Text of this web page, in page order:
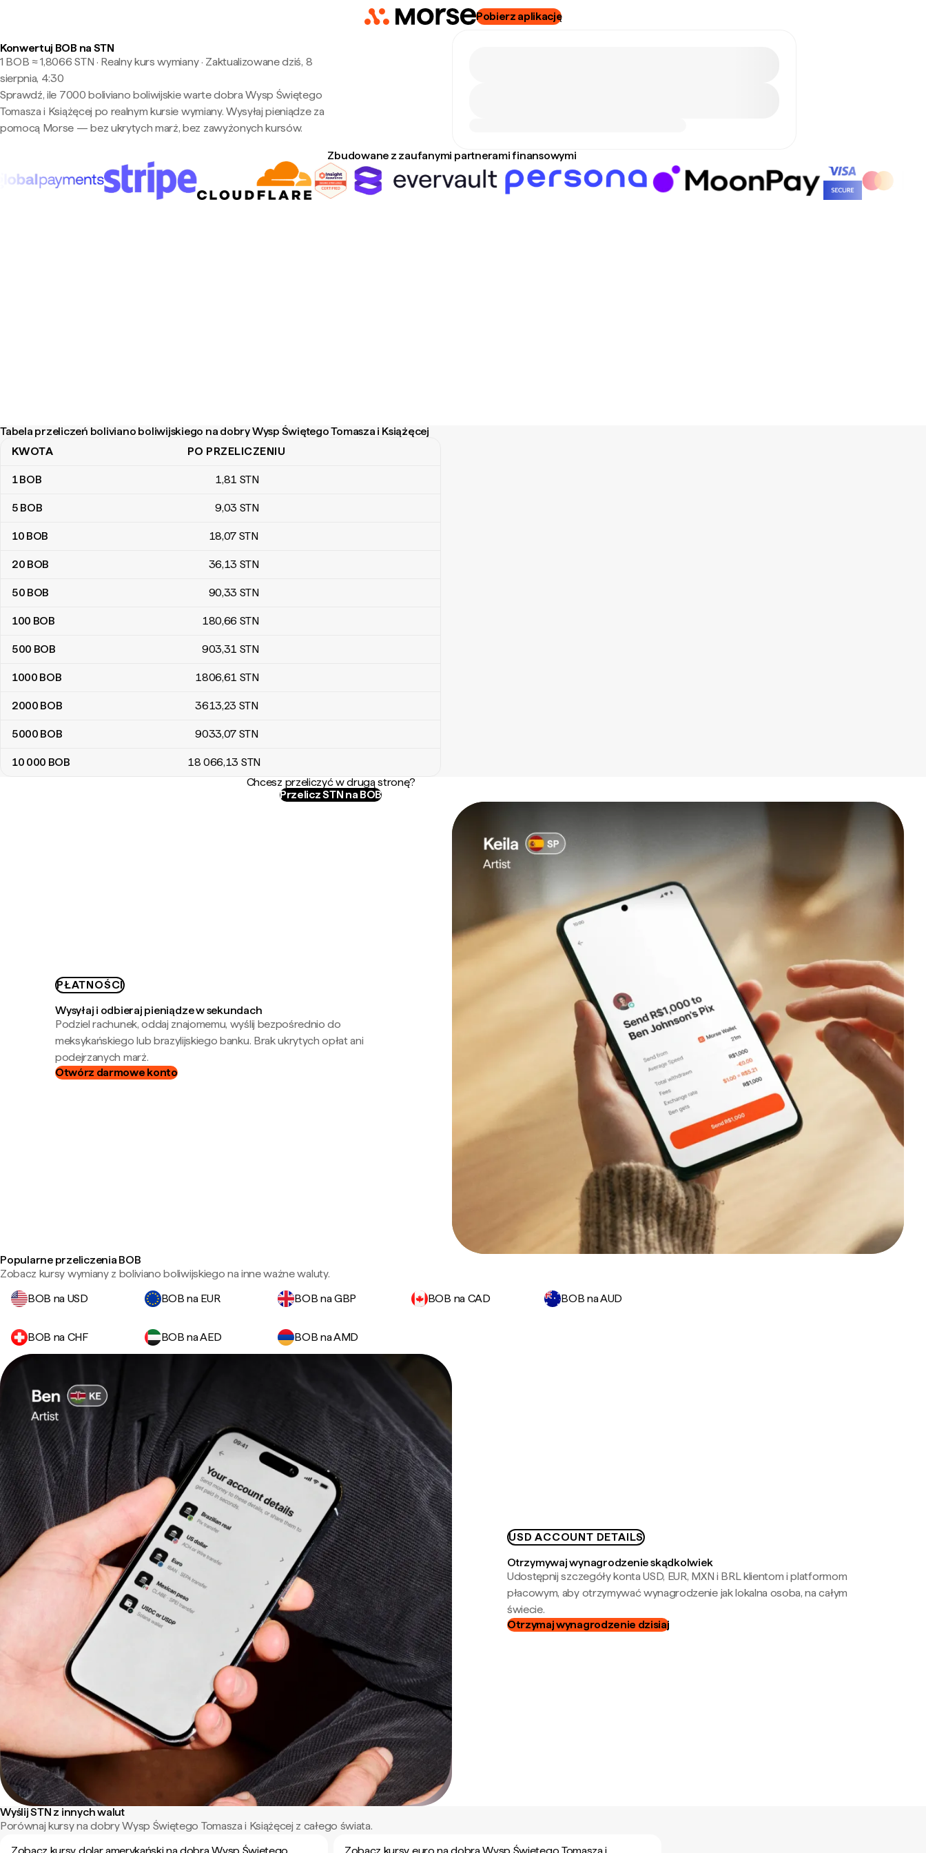
Pobierz aplikację
Konwertuj BOB na STN
1 BOB ≈ 1,8066 STN · Realny kurs wymiany· Zaktualizowane dziś, 8
sierpnia, 4:30
Sprawdź, ile 7000 boliviano boliwijskie warte dobra Wysp Świętego
Tomasza i Książęcej po realnym kursie wymiany. Wysyłaj pieniądze za
pomocą Morse — bez ukrytych marż, bez zawyżonych kursów.
Zbudowane z zaufanymi partnerami finansowymi
Tabela przeliczeń boliviano boliwijskiego na dobry Wysp Świętego Tomasza i Książęcej
Tabela przeliczeń boliviano boliwijskiego na dobry Wysp Świętego Tomasza i Książęcej
KWOTA PO PRZELICZENIU
1BOB 1,81 STN
5 BOB 9,03 STN
10 BOB 18,07 STN
20 BOB 36,13 STN
50 BOB 90,33 STN
100 BOB 180,66 STN
500 BOB 903,31 STN
1000 BOB 1806,61 STN
2000 BOB 3613,23 STN
5000 BOB 9033,07 STN
10 000 BOB 18 066,13 STN
Chcesz przeliczyć w drugą stronę?
Przelicz STN na BOB
PŁATNOŚCI
Wysyłaj i odbieraj pieniądze w sekundach
Podziel rachunek, oddaj znajomemu, wyślij bezpośrednio do
meksykańskiego lub brazylijskiego banku. Brak ukrytych opłat ani
podejrzanych marż.
Otwórz darmowe konto
Popularne przeliczenia BOB
Zobacz kursy wymiany z boliviano boliwijskiego na inne ważne waluty.
BOB na USD
BOB na EUR BOB na GBP BOB na CAD BOB na AUD
BOB na CHF BOB na AED BOB na AMD
USD ACCOUNT DETAILS
Otrzymywaj wynagrodzenie skądkolwiek
Udostępnij szczegóły konta USD, EUR, MXN i BRL klientom i platformom
płacowym, aby otrzymywać wynagrodzenie jak lokalna osoba, na całym
świecie.
Otrzymaj wynagrodzenie dzisiaj
Wyślij STN z innych walut
Porównaj kursy na dobry Wysp Świętego Tomasza i Książęcej z całego świata.